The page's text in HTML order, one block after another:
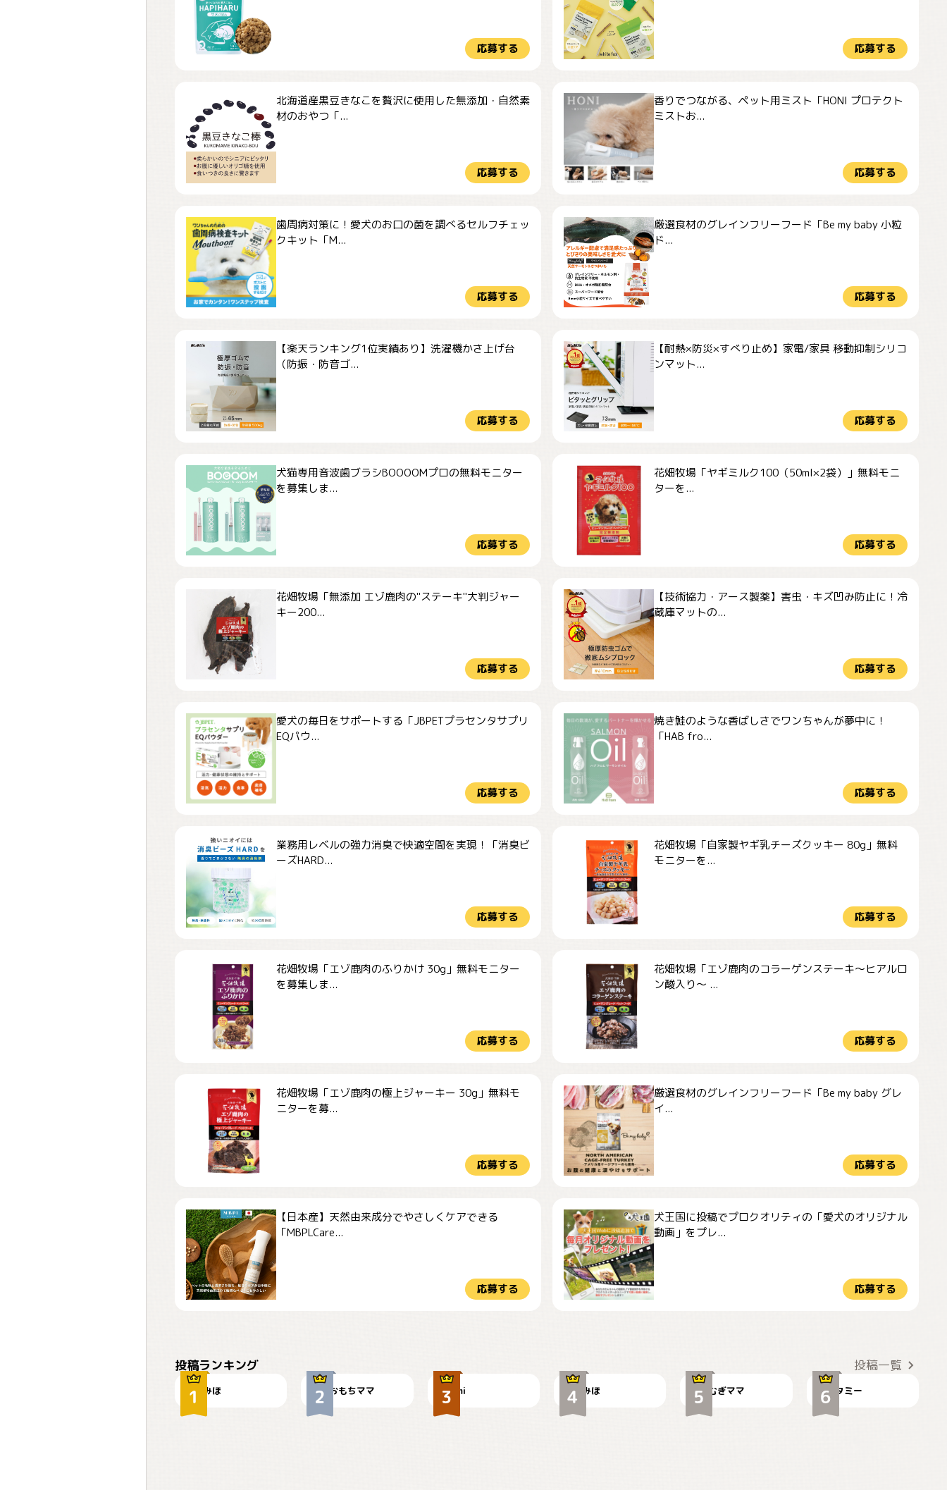
応募する 応募する
北海道産黒豆きなこを贅沢に使用した無添加・自然素
材のおやつ「...
応募する
香りでつながる、ペット用ミスト「HONI プロテクト
ミストお...
応募する
歯周病対策に！愛犬のお口の菌を調べるセルフチェッ
クキット「M...
応募する
厳選食材のグレインフリーフード「Be my baby 小粒
ド...
応募する
【楽天ランキング1位実績あり】洗濯機かさ上げ台
（防振・防音ゴ...
応募する
【耐熱×防災×すべり止め】家電/家具 移動抑制シリコ
ンマット...
応募する
犬猫専用音波歯ブラシBOOOOMプロの無料モニター
を募集しま...
応募する
花畑牧場「ヤギミルク100（50ml×2袋）」無料モニ
ターを...
応募する
花畑牧場「無添加 エゾ鹿肉の"ステーキ"大判ジャー
キー200...
応募する
【技術協力・アース製薬】害虫・キズ凹み防止に！冷
蔵庫マットの...
応募する
愛犬の毎日をサポートする「JBPETプラセンタサプリ
EQパウ...
応募する
焼き鮭のような香ばしさでワンちゃんが夢中に！
「HAB fro...
応募する
業務用レベルの強力消臭で快適空間を実現！「消臭ビ
ーズHARD...
応募する
花畑牧場「自家製ヤギ乳チーズクッキー 80g」無料
モニターを...
応募する
花畑牧場「エゾ鹿肉のふりかけ 30g」無料モニター
を募集しま...
応募する
花畑牧場「エゾ鹿肉のコラーゲンステーキ～ヒアルロ
ン酸入り～ ...
応募する
花畑牧場「エゾ鹿肉の極上ジャーキー 30g」無料モ
ニターを募...
応募する
厳選食材のグレインフリーフード「Be my baby グレ
イ...
応募する
【日本産】天然由来成分でやさしくケアできる
「MBPLCare...
応募する
犬王国に投稿でプロクオリティの「愛犬のオリジナル
動画」をプレ...
応募する
投稿ランキング 投稿一覧
みほ おもちママ mi みほ むぎママ タミー